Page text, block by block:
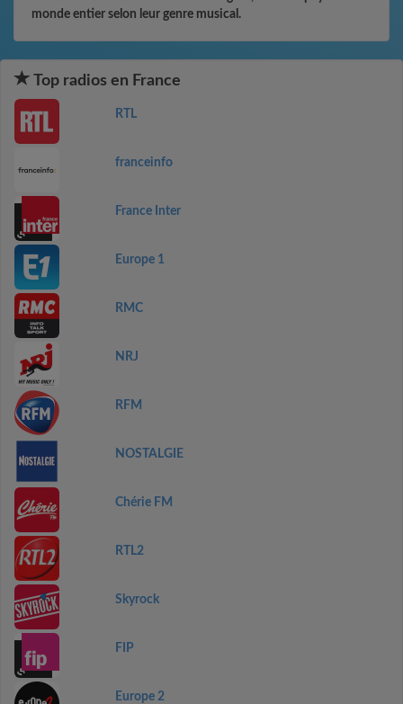
monde entier selon leur genre musical.
Top radios en France
RTL
franceinfo
France Inter
Europe 1
RMC
NRJ
RFM
NOSTALGIE
Chérie FM
RTL2
Skyrock
FIP
Europe 2